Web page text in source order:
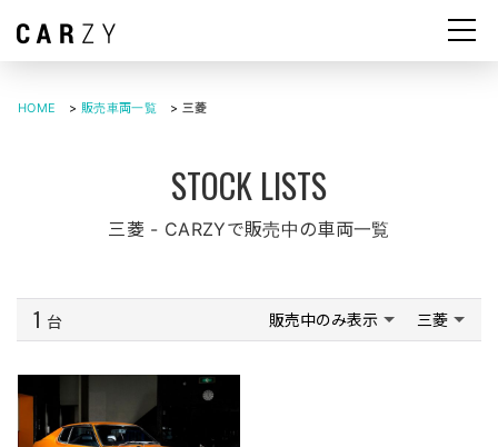
HOME > 販売車両一覧 > 三菱
三菱 - CARZYで販売中の車両一覧
1 台 販売中のみ表示 三菱